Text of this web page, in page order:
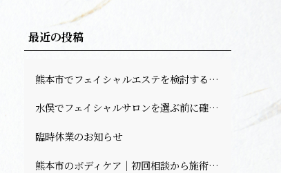
最近の投稿
熊本市でフェイシャルエステを検討する方へ｜料金・回数の目安と相談前の確認ポイント
水俣でフェイシャルサロンを選ぶ前に確認したい肌悩みと予約前のポイント
臨時休業のお知らせ
熊本市のボディケア｜初回相談から施術までの流れ